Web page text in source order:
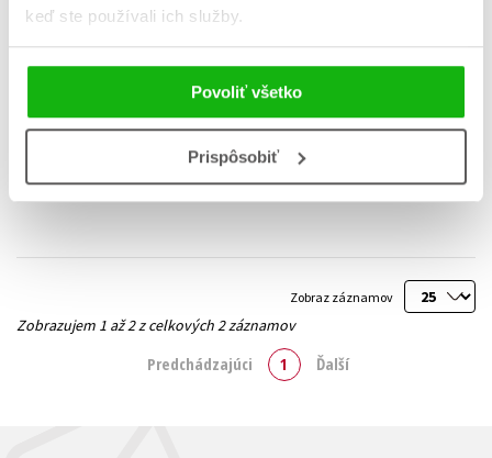
keď ste používali ich služby.
Povoliť všetko
Prispôsobiť
10,19 € 10,19 €
Zobraz záznamov
Zobrazujem 1 až 2 z celkových 2 záznamov
Predchádzajúci 1 Ďalší